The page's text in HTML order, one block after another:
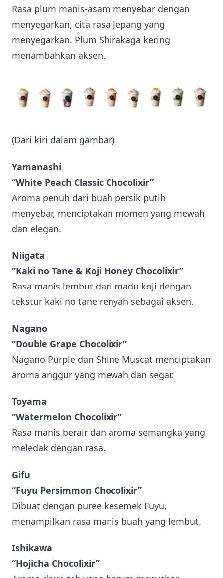
Rasa plum manis-asam menyebar dengan
menyegarkan, cita rasa Jepang yang
menyegarkan. Plum Shirakaga kering
menambahkan aksen.
(Dari kiri dalam gambar)
Yamanashi
“White Peach Classic Chocolixir”
Aroma penuh dari buah persik putih
menyebar, menciptakan momen yang mewah
dan elegan.
Niigata
“Kaki no Tane & Koji Honey Chocolixir”
Rasa manis lembut dari madu koji dengan
tekstur kaki no tane renyah sebagai aksen.
Nagano
“Double Grape Chocolixir”
Nagano Purple dan Shine Muscat menciptakan
aroma anggur yang mewah dan segar.
Toyama
“Watermelon Chocolixir”
Rasa manis berair dan aroma semangka yang
meledak dengan rasa.
Gifu
“Fuyu Persimmon Chocolixir”
Dibuat dengan puree kesemek Fuyu,
menampilkan rasa manis buah yang lembut.
Ishikawa
“Hojicha Chocolixir”